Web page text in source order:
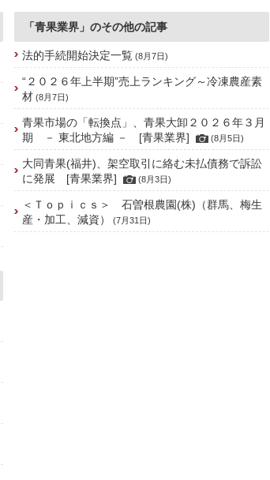
「青果業界」のその他の記事
法的手続開始決定一覧 (8月7日)
“２０２６年上半期”売上ランキング～冷凍農産素
材 (8月7日)
青果市場の「転換点」、青果大卸２０２６年３月
期 － 東北地方編 － [青果業界]
(8月5日)
大同青果(福井)、架空取引に絡む未払債務で訴訟
に発展 [青果業界]
(8月3日)
＜Ｔｏｐｉｃｓ＞ 石曽根農園(株)（群馬、梅生
産・加工、減資）
(7月31日)